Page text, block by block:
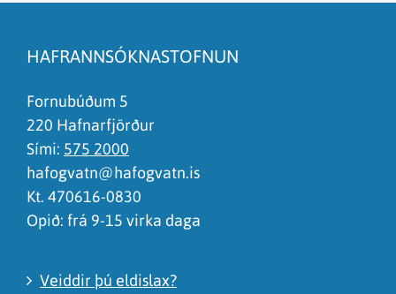
Það er of mikið efni á síðunni
Ég skil ekki efnið, finnst það of flókið
HAFRANNSÓKNASTOFNUN
Fornubúðum 5
220 Hafnarfjörður
Sími: 575 2000
hafogvatn@hafogvatn.is
Kt. 470616-0830
Opið: frá 9-15 virka daga
Veiddir þú eldislax?